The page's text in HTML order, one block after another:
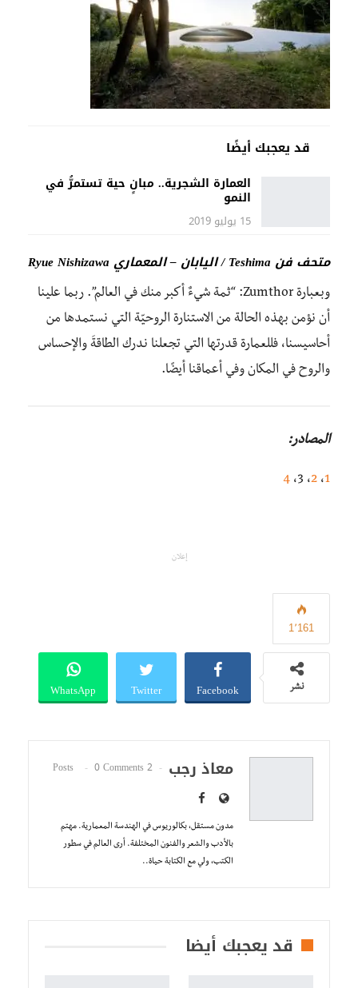
قد يعجبك أيضًا
العمارة الشجرية.. مبانٍ حية تستمرُّ في
النمو
15 يوليو 2019
متحف فن Teshima / اليابان – المعماري Ryue Nishizawa
وبعبارة Zumthor: “ثمة شيءٌ أكبر منك في العالم”. ربما علينا
أن نؤمن بهذه الحالة من الاستنارة الروحيّة التي نستمدها من
أحاسيسنا، فللعمارة قدرتها التي تجعلنا ندرك الطاقةَ والإحساس
والروح في المكان وفي أعماقنا أيضًا.
المصادر:
1، 2، 3، 4
إعلان
1٬161
نشر Facebook
Twitter
WhatsApp
معاذ رجب 2 Posts
0 Comments
مدون مستقل، بكالوريوس في الهندسة المعمارية. مهتم
بالأدب والشعر والفنون المختلفة. أرى العالم في سطور
الكتب، ولي مع الكتابة حياة..
قد يعجبك أيضا